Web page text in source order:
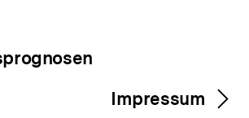
Impressum